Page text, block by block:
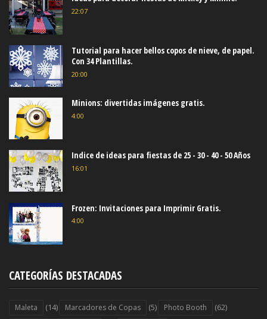
22:07
Tutorial para hacer bellos copos de nieve, de papel.
Con 34 Plantillas.
20:00
Minions: divertidas imágenes gratis.
4:00
Indice de ideas para fiestas de 25 - 30 - 40 - 50 Años
16:01
Frozen: Invitaciones para Imprimir Gratis.
4:00
CATEGORÍAS DESTACADAS
Maleta (14) Marcadores de Copas (5) Photo Booth (62)